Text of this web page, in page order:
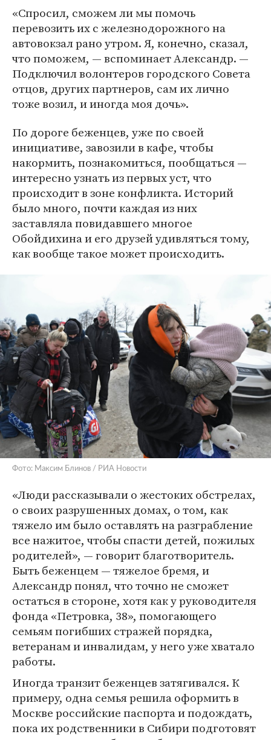
«Спросил, сможем ли мы помочь
перевозить их с железнодорожного на
автовокзал рано утром. Я, конечно, сказал,
что поможем, — вспоминает Александр. —
Подключил волонтеров городского Совета
отцов, других партнеров, сам их лично
тоже возил, и иногда моя дочь».
По дороге беженцев, уже по своей
инициативе, завозили в кафе, чтобы
накормить, познакомиться, пообщаться —
интересно узнать из первых уст, что
происходит в зоне конфликта. Историй
было много, почти каждая из них
заставляла повидавшего многое
Обойдихина и его друзей удивляться тому,
как вообще такое может происходить.
Фото: Максим Блинов / РИА Новости
«Люди рассказывали о жестоких обстрелах,
о своих разрушенных домах, о том, как
тяжело им было оставлять на разграбление
все нажитое, чтобы спасти детей, пожилых
родителей», — говорит благотворитель.
Быть беженцем — тяжелое бремя, и
Александр понял, что точно не сможет
остаться в стороне, хотя как у руководителя
фонда «Петровка, 38», помогающего
семьям погибших стражей порядка,
ветеранам и инвалидам, у него уже хватало
работы.
Иногда транзит беженцев затягивался. К
примеру, одна семья решила оформить в
Москве российские паспорта и подождать,
пока их родственники в Сибири подготовят